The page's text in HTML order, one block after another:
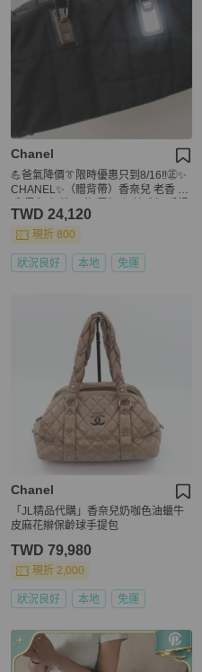
Chanel
💪爸氣降價👔限時優惠只到8/16‼️㊣✨
CHANEL✨（贈背帶）香奈兒 老香 小
包/二手包/二手精品🌳二手樹屋🌳
TWD 24,120
現折 800
狀況良好 本地 免運
Chanel
「JL精品代購」香奈兒奶咖色油蠟牛
皮麻花辮保齡球手提包
TWD 79,980
現折 2,000
狀況良好 本地 免運